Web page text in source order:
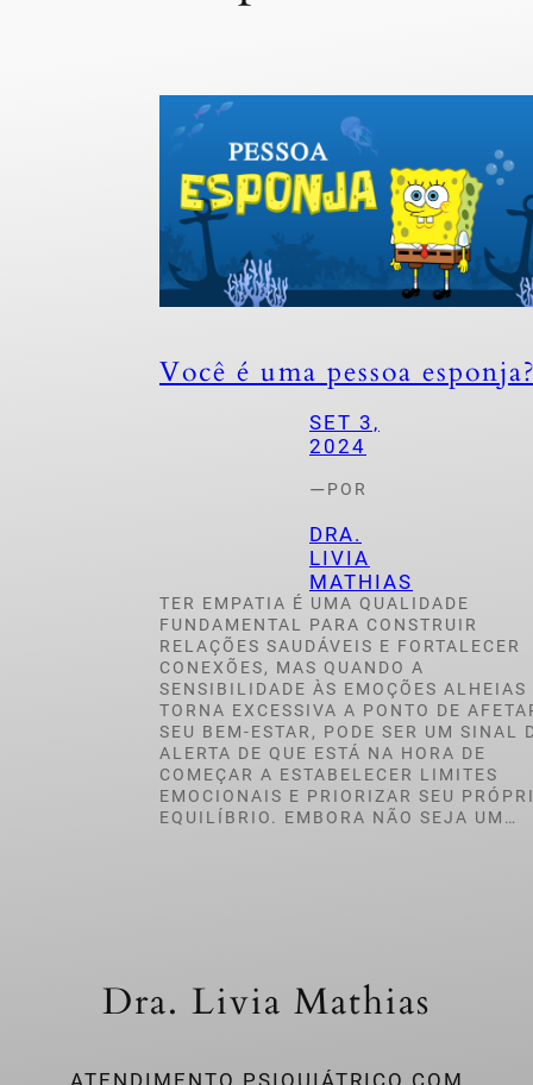
Você é uma pessoa
SET 3,
2024
—POR
DRA.
LIVIA
MATHIAS
TER EMPATIA É UMA QUALIDADE
FUNDAMENTAL PARA CONSTRUIR
RELAÇÕES SAUDÁVEIS E FORTALECER
CONEXÕES, MAS QUANDO A
SENSIBILIDADE ÀS EMOÇÕES ALHEIAS
TORNA EXCESSIVA A PONTO DE
SEU BEM-ESTAR, PODE SER UM SINAL
ALERTA DE QUE ESTÁ NA HORA DE
COMEÇAR A ESTABELECER LIMITES
EMOCIONAIS E PRIORIZAR SEU
EQUILÍBRIO. EMBORA NÃO SEJA UM…
Dra. Livia Mathias
ATENDIMENTO PSIQUIÁTRICO COM